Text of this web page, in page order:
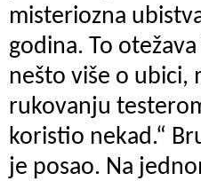
misteriozna
godina. To
nešto više o ubici,
rukovanju
koristio nekad.“
je posao. Na